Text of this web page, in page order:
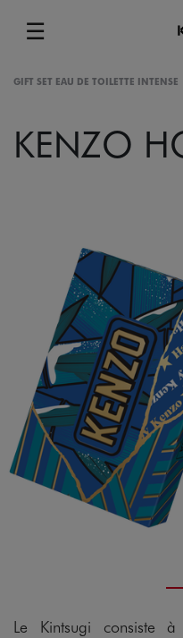
☰
Menu
GIFT SET EAU DE TOILETTE INTENSE
KENZO
Le Kintsugi consiste